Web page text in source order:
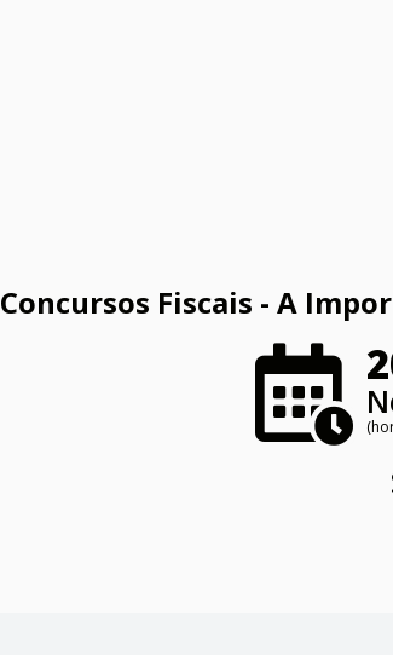
Concursos Fiscais - A